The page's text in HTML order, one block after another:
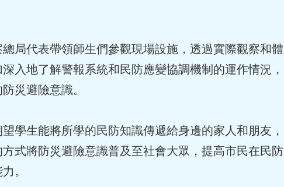
總局代表帶領師生們參觀現場設施，透過實際觀察和體
入地了解警報系統和民防應變協調機制的運作情況，
災避險意識。
學生能將所學的民防知識傳遞給身邊的家人和朋友，
式將防災避險意識普及至社會大眾，提高市民在民防
。